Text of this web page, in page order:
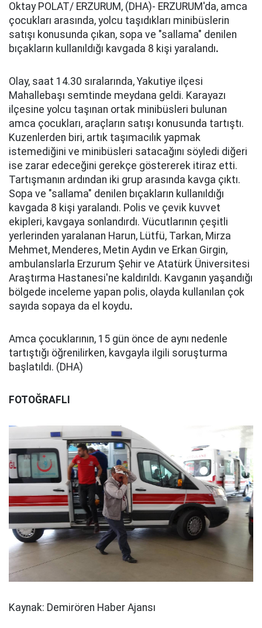
Oktay POLAT/ ERZURUM, (DHA)- ERZURUM'da, amca
çocukları arasında, yolcu taşıdıkları minibüslerin
satışı konusunda çıkan, sopa ve "sallama" denilen
bıçakların kullanıldığı kavgada 8 kişi yaralandı.
Olay, saat 14.30 sıralarında, Yakutiye ilçesi
Mahallebaşı semtinde meydana geldi. Karayazı
ilçesine yolcu taşınan ortak minibüsleri bulunan
amca çocukları, araçların satışı konusunda tartıştı.
Kuzenlerden biri, artık taşımacılık yapmak
istemediğini ve minibüsleri satacağını söyledi diğeri
ise zarar edeceğini gerekçe göstererek itiraz etti.
Tartışmanın ardından iki grup arasında kavga çıktı.
Sopa ve "sallama" denilen bıçakların kullanıldığı
kavgada 8 kişi yaralandı. Polis ve çevik kuvvet
ekipleri, kavgaya sonlandırdı. Vücutlarının çeşitli
yerlerinden yaralanan Harun, Lütfü, Tarkan, Mirza
Mehmet, Menderes, Metin Aydın ve Erkan Girgin,
ambulanslarla Erzurum Şehir ve Atatürk Üniversitesi
Araştırma Hastanesi'ne kaldırıldı. Kavganın yaşandığı
bölgede inceleme yapan polis, olayda kullanılan çok
sayıda sopaya da el koydu.
Amca çocuklarının, 15 gün önce de aynı nedenle
tartıştığı öğrenilirken, kavgayla ilgili soruşturma
başlatıldı. (DHA)
FOTOĞRAFLI
Kaynak: Demirören Haber Ajansı